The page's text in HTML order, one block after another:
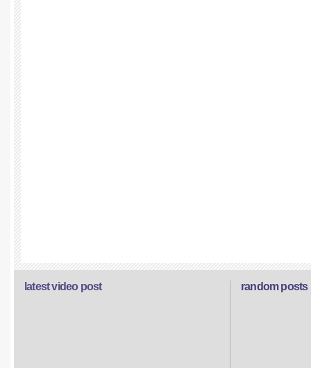
random posts
latest video post